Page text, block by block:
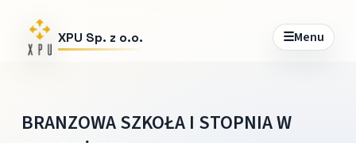
XPU Sp. z o.o. ☰Menu
BRANZOWA SZKOŁA I STOPNIA W